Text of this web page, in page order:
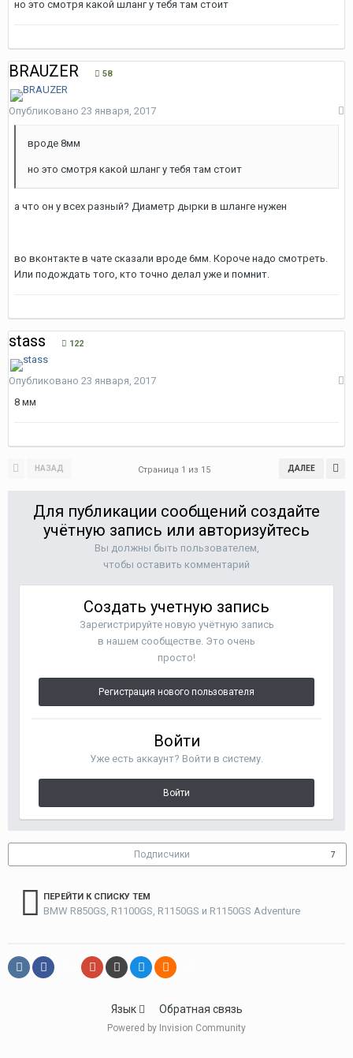
но это смотря какой шланг у тебя там стоит
BRAUZER 58
Опубликовано 23 января, 2017
вроде 8мм
но это смотря какой шланг у тебя там стоит
а что он у всех разный? Диаметр дырки в шланге нужен
во вконтакте в чате сказали вроде 6мм. Короче надо смотреть.
Или подождать того, кто точно делал уже и помнит.
stass 122
Опубликовано 23 января, 2017
8 мм
НАЗАД ДАЛЕЕ
Страница 1 из 15
Для публикации сообщений создайте
учётную запись или авторизуйтесь
Вы должны быть пользователем,
чтобы оставить комментарий
Создать учетную запись
Зарегистрируйте новую учётную запись
в нашем сообществе. Это очень
просто!
Регистрация нового пользователя
Войти
Уже есть аккаунт? Войти в систему.
Войти
Подписчики 7
ПЕРЕЙТИ К СПИСКУ ТЕМ
BMW R850GS, R1100GS, R1150GS и R1150GS Adventure
Язык Обратная связь
Powered by Invision Community